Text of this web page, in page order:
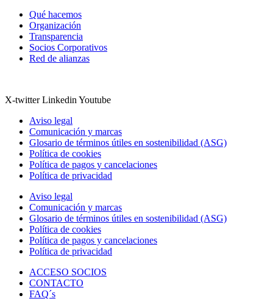
Qué hacemos
Organización
Transparencia
Socios Corporativos
Red de alianzas
X-twitter Linkedin Youtube
Aviso legal
Comunicación y marcas
Glosario de términos útiles en sostenibilidad (ASG)
Política de cookies
Política de pagos y cancelaciones
Política de privacidad
Aviso legal
Comunicación y marcas
Glosario de términos útiles en sostenibilidad (ASG)
Política de cookies
Política de pagos y cancelaciones
Política de privacidad
ACCESO SOCIOS
CONTACTO
FAQ´s